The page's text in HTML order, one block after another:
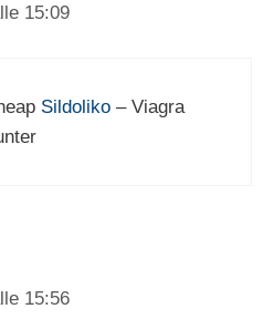
15:09
Sildoliko – Viagra
15:56